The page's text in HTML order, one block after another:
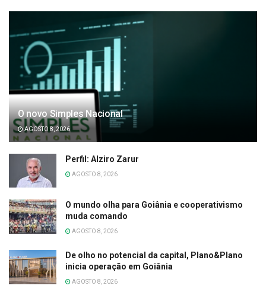
O novo Simples Nacional
AGOSTO 8, 2026
Perfil: Alziro Zarur
AGOSTO 8, 2026
O mundo olha para Goiânia e cooperativismo
muda comando
AGOSTO 8, 2026
De olho no potencial da capital, Plano&Plano
inicia operação em Goiânia
AGOSTO 8, 2026